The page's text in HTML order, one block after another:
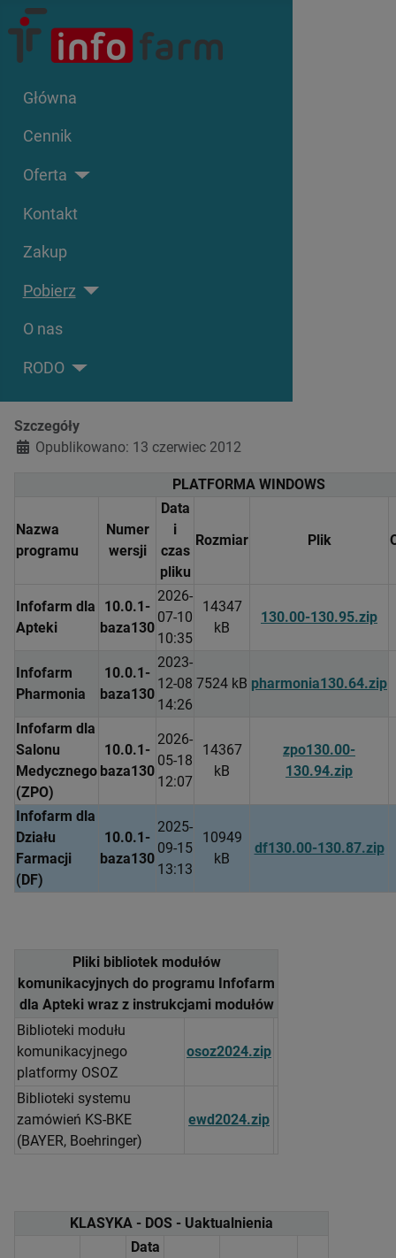
Główna
Cennik
Oferta
Kontakt
Zakup
Pobierz
O nas
RODO
Szczegóły
Opublikowano: 13 czerwiec 2012
PLATFORMA WINDOWS
Nazwa
programu
Numer
wersji
Data
i
czas
pliku
Rozmiar Plik
Infofarm dla
Apteki
10.0.1-
baza130
2026-
07-10
10:35
14347
kB
130.00-130.95.zip
Infofarm
Pharmonia
10.0.1-
baza130
2023-
12-08
14:26
7524 kB pharmonia130.64.zip
Infofarm dla
Salonu
Medycznego
(ZPO)
10.0.1-
baza130
2026-
05-18
12:07
14367
kB
zpo130.00-
130.94.zip
Infofarm dla
Działu
Farmacji
(DF)
10.0.1-
baza130
2025-
09-15
13:13
10949
kB
df130.00-130.87.zip
Pliki bibliotek modułów
komunikacyjnych do programu Infofarm
dla Apteki wraz z instrukcjami modułów
Biblioteki modułu
komunikacyjnego
platformy OSOZ
osoz2024.zip
Biblioteki systemu
zamówień KS-BKE
(BAYER, Boehringer)
ewd2024.zip
KLASYKA - DOS - Uaktualnienia
Data